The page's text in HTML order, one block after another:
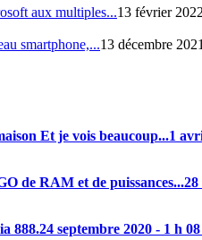
aux multiples...13 février
smartphone,...13 décembre
Et je vois beaucoup...1
de RAM et de puissances...28
888.24 septembre 2020 - 1 h